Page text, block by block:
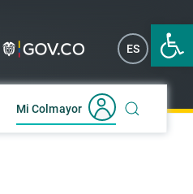
Abrir
ES EN
Mi Colmayor